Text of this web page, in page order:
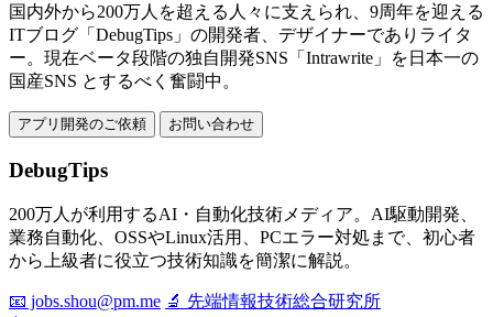
国内外から200万人を超える人々に支えられ、9周年を迎える
ITブログ「DebugTips」の開発者、デザイナーでありライタ
ー。現在ベータ段階の独自開発SNS「Intrawrite」を日本一の
国産SNS とするべく奮闘中。
アプリ開発のご依頼 お問い合わせ
DebugTips
200万人が利用するAI・自動化技術メディア。AI駆動開発、
業務自動化、OSSやLinux活用、PCエラー対処まで、初心者
から上級者に役立つ技術知識を簡潔に解説。
📧 jobs.shou@pm.me 🔬 先端情報技術総合研究所